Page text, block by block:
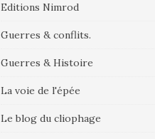
Editions Nimrod
Guerres & conflits.
Guerres & Histoire
La voie de l'épée
Le blog du cliophage